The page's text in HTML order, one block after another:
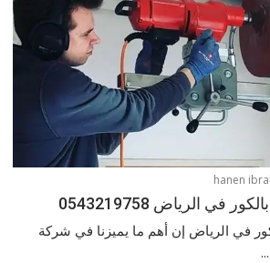
الرياض 0543219758
في الرياض إن أهم ما يميزنا في شركة